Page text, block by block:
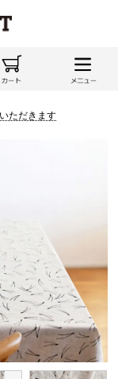
ただきます